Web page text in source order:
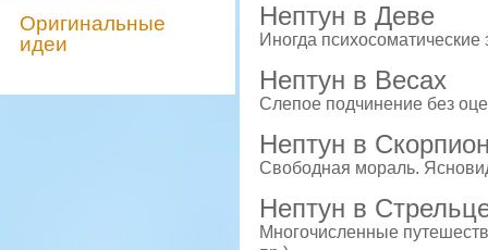
Оригинальные
идеи
Нептун в Деве
Иногда
Нептун в Весах
Слепое подчинение без
Нептун в
Свободная мораль.
Нептун в
Многочисленные